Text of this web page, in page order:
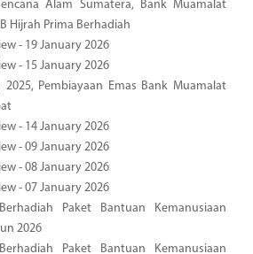
Alam Sumatera, Bank Muamalat
Hijrah Prima Berhadiah
- 19 January 2026
- 15 January 2026
2025, Pembiayaan Emas Bank Muamalat
- 14 January 2026
- 09 January 2026
- 08 January 2026
- 07 January 2026
Paket Bantuan Kemanusiaan
2026
Paket Bantuan Kemanusiaan